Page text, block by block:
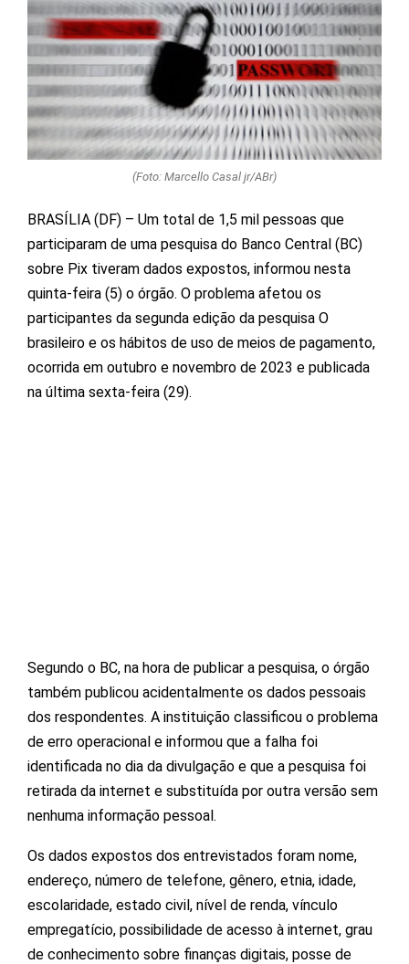
(Foto: Marcello Casal jr/ABr)
BRASÍLIA (DF) – Um total de 1,5 mil pessoas que
participaram de uma pesquisa do Banco Central (BC)
sobre Pix tiveram dados expostos, informou nesta
quinta-feira (5) o órgão. O problema afetou os
participantes da segunda edição da pesquisa O
brasileiro e os hábitos de uso de meios de pagamento,
ocorrida em outubro e novembro de 2023 e publicada
na última sexta-feira (29).
Segundo o BC, na hora de publicar a pesquisa, o órgão
também publicou acidentalmente os dados pessoais
dos respondentes. A instituição classificou o problema
de erro operacional e informou que a falha foi
identificada no dia da divulgação e que a pesquisa foi
retirada da internet e substituída por outra versão sem
nenhuma informação pessoal.
Os dados expostos dos entrevistados foram nome,
endereço, número de telefone, gênero, etnia, idade,
escolaridade, estado civil, nível de renda, vínculo
empregatício, possibilidade de acesso à internet, grau
de conhecimento sobre finanças digitais, posse de